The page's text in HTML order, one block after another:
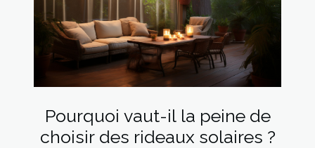
Pourquoi vaut-il la peine de
choisir des rideaux solaires ?